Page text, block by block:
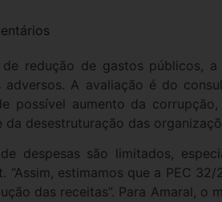
redução de gastos públicos,
A avaliação é do
possível aumento da
desestruturação das
despesas são limitados,
estimamos que a PEC
das receitas”. Para Amaral,